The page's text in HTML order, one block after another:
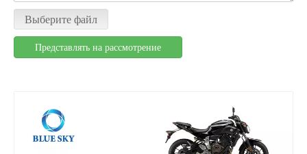
Выберите файл
Представлять на рассмотрение